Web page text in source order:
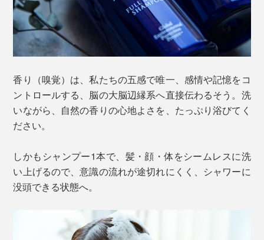
香り（嗅覚）は、私たちの五感で唯一、感情や記憶をコ
ントロールする、脳の大脳辺縁系へ直接伝わるそう。洗
いながら、自然の香りの心地よさを、たっぷり浴びてく
ださい。
しかもシャンプー1本で、髪・顔・体をシームレスに洗
い上げるので、意識の流れが途切れにくく、シャワーに
没頭できる状態へ。